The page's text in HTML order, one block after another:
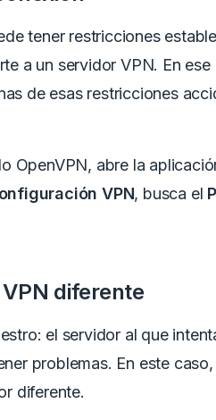
tener restricciones
a un servidor VPN. En
de esas restricciones
OpenVPN, abre la
VPN, busca el
diferente
el servidor al que
problemas. En este
diferente.